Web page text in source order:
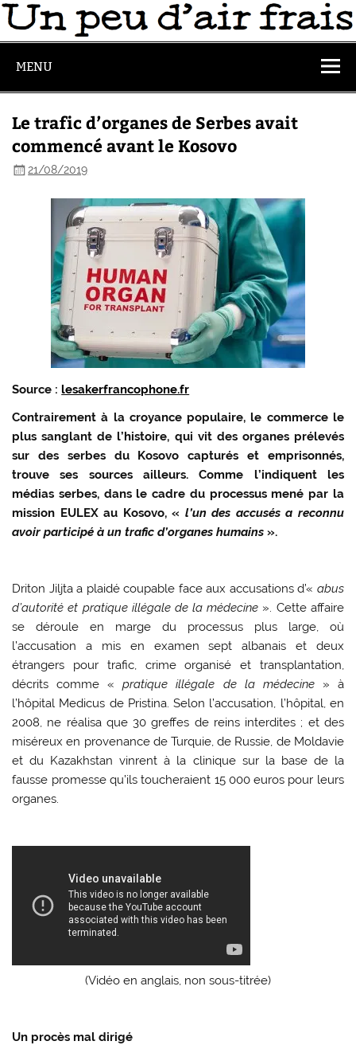
MENU
Le trafic d’organes de Serbes avait
commencé avant le Kosovo
21/08/2019
Source :lesakerfrancophone.fr
Contrairement à la croyance populaire, le commerce le
plus sanglant de l’histoire, qui vit des organes prélevés
sur des serbes du Kosovo capturés et emprisonnés,
trouve ses sources ailleurs. Comme l’indiquent les
médias serbes, dans le cadre du processus mené par la
mission EULEX au Kosovo, « l’un des accusés a reconnu
avoir participé à un trafic d’organes humains ».
Driton Jiljta a plaidé coupable face aux accusations d’« abus
d’autorité et pratique illégale de la médecine ». Cette affaire
se déroule en marge du processus plus large, où
l’accusation a mis en examen sept albanais et deux
étrangers pour trafic, crime organisé et transplantation,
décrits comme «pratique illégale de la médecine» à
l’hôpital Medicus de Pristina. Selon l’accusation, l’hôpital, en
2008, ne réalisa que 30 greffes de reins interdites ; et des
miséreux en provenance de Turquie, de Russie, de Moldavie
et du Kazakhstan vinrent à la clinique sur la base de la
fausse promesse qu’ils toucheraient 15 000 euros pour leurs
organes.
(Vidéo en anglais, non sous-titrée)
Un procès mal dirigé